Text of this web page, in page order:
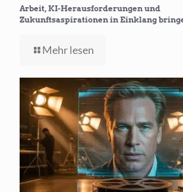
Arbeit, KI-Herausforderungen und
Zukunftsaspirationen in Einklang
Mehr lesen
und
in
Einklang
bringen